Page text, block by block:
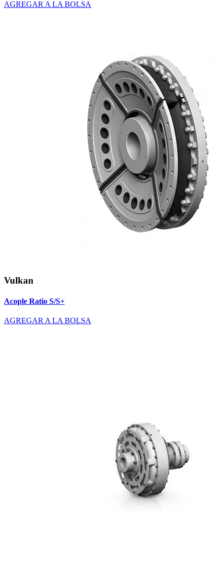
AGREGAR A LA BOLSA
Vulkan
Acople Ratio S/S+
AGREGAR A LA BOLSA